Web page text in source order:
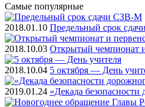
Самые популярные
2018.01.10 Предельный срок
2018.10.03 Открытый чемпионат
2018.10.04 5 октября — День
2019.01.24 «Декада